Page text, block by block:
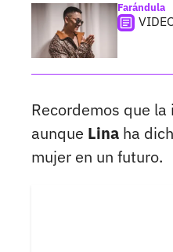
Farándula
Recordemos que
aunque Lina ha
mujer en un futuro.